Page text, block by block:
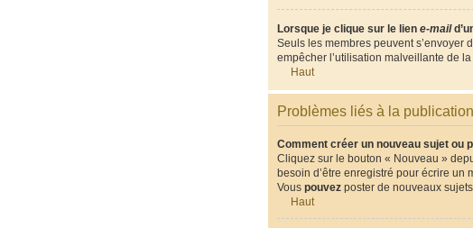
Lorsque je clique sur le lien e-mail
Seuls les membres peuvent s’envoyer
empêcher l’utilisation malveillante de
Haut
Problèmes liés à la
Comment créer un nouveau sujet ou
Cliquez sur le bouton « Nouveau »
besoin d’être enregistré pour écrire un
Vous pouvez poster de nouveaux
Haut